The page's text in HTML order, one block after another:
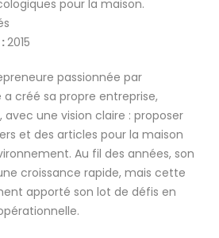
pour la maison.
2015
passionnée par
a créé sa propre entreprise,
avec une vision claire : proposer
et des articles pour la maison
Au fil des années, son
croissance rapide, mais cette
apporté son lot de défis en